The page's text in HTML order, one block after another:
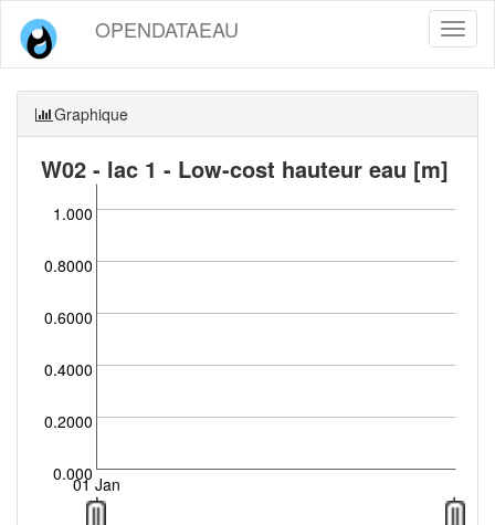
OPENDATAEAU
Graphique
W02 - lac 1 - Low-cost hauteur eau [m]
0.000
0.2000
0.4000
0.6000
0.8000
1.000
01 Jan